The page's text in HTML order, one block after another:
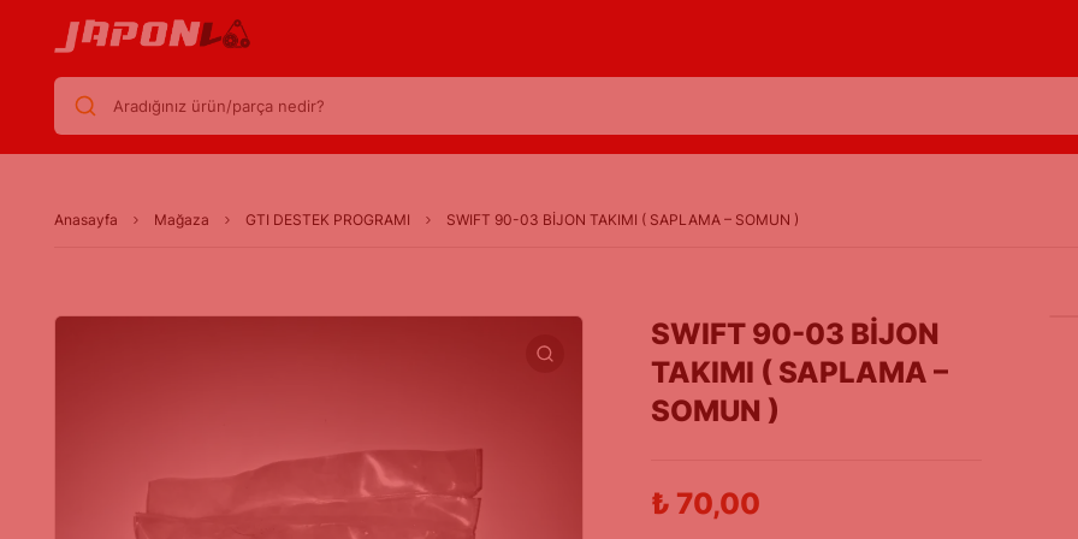
Aradığınız ürün/parça nedir?
Anasayfa Mağaza GTI DESTEK PROGRAMI SWIFT 90-03 BİJON TAKIMI ( SAPLAMA – SOMUN )
SWIFT 90-03 BİJON
TAKIMI ( SAPLAMA –
SOMUN )
₺ 70,00